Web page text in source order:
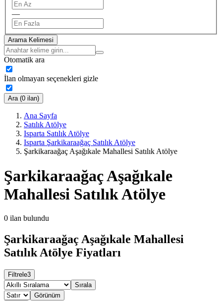
—
Arama Kelimesi
Otomatik ara
İlan olmayan seçenekleri gizle
Ara (0 ilan)
Ana Sayfa
Satılık Atölye
Isparta Satılık Atölye
Isparta Şarkikaraağaç Satılık Atölye
Şarkikaraağaç Aşağıkale Mahallesi Satılık Atölye
Şarkikaraağaç Aşağıkale
Mahallesi Satılık Atölye
0 ilan bulundu
Şarkikaraağaç Aşağıkale Mahallesi
Satılık Atölye Fiyatları
Filtrele3
Sırala
Görünüm